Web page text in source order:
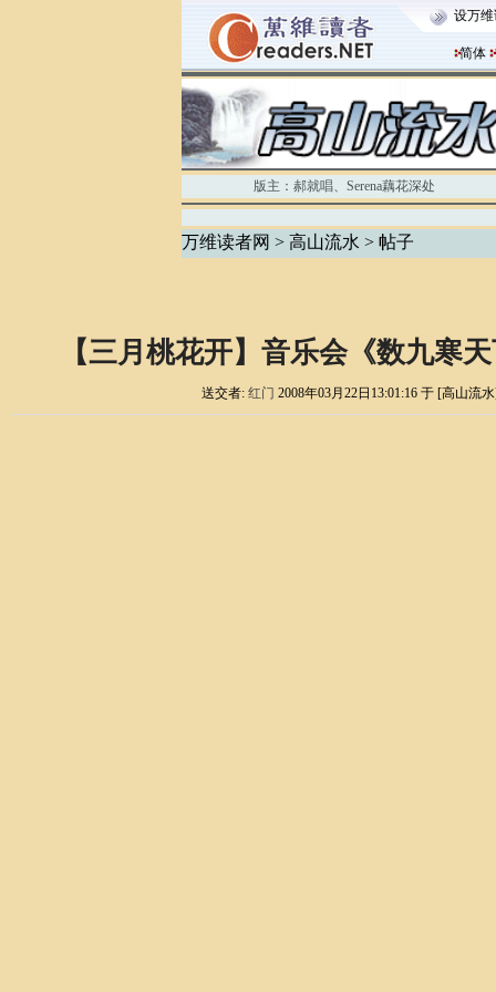
设万
简体
版主： 郝就唱、 Serena藕花深处
万维读者网 > 高山流水 > 帖子
【三月桃花开】音乐会《数九寒
送交者: 红门 2008年03月22日13:01:16 于 [高山流